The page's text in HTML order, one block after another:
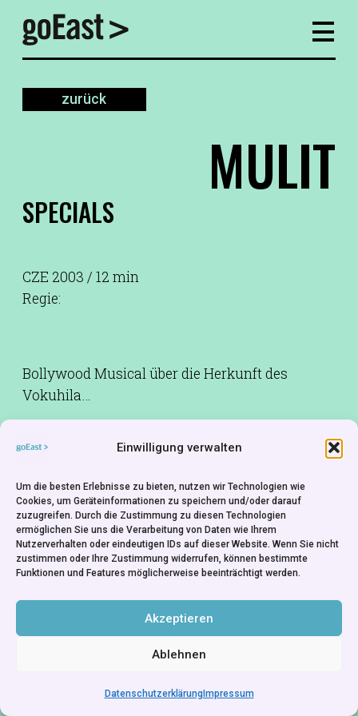
Einwilligung verwalten
Um die besten Erlebnisse zu bieten, nutzen wir Technologien wie
Cookies, um Geräteinformationen zu speichern und/oder darauf
zuzugreifen. Durch die Zustimmung zu diesen Technologien
ermöglichen Sie uns die Verarbeitung von Daten wie Ihrem
Nutzerverhalten oder eindeutigen IDs auf dieser Website. Wenn Sie nicht
zustimmen oder Ihre Zustimmung widerrufen, können bestimmte
Funktionen und Features möglicherweise beeinträchtigt werden.
Akzeptieren
Ablehnen
DatenschutzerklärungImpressum
zurück
MULIT
SPECIALS
CZE 2003 / 12 min
Regie:
Bollywood Musical über die Herkunft des
Vokuhila…